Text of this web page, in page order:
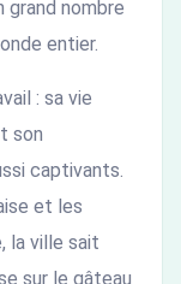
grand nombre
entier.
: sa vie
son
captivants.
et les
la ville sait
sur le gâteau